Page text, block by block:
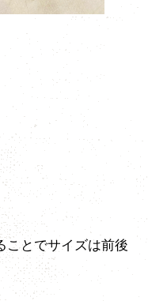
とでサイズは前後